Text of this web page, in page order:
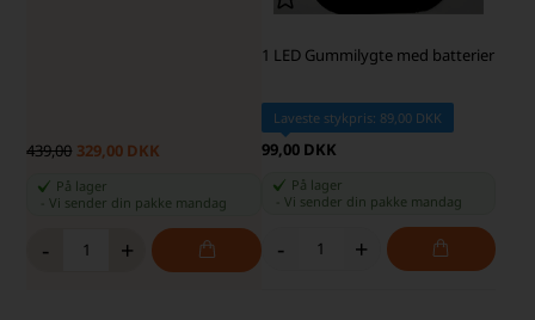
439,00 329,00 DKK
På lager
-Vi sender din pakke mandag
- +
1 LED Gummilygte med batterier
Laveste stykpris: 89,00 DKK
99,00 DKK
På lager
Vi sender din pakke mandag
- +